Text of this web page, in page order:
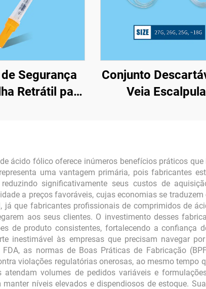
Segurança
Retrátil para
Conjunto
Veia
ácido fólico oferece inúmeros benefícios práticos
uma vantagem primária, pois fabricantes
significativamente seus custos de
a preços favoráveis, cujas economias se
que fabricantes profissionais de comprimidos de
aos seus clientes. O investimento desses
de produto consistentes, fortalecendo a confiança
inestimável às empresas que precisam navegar
as normas de Boas Práticas de Fabricação
violações regulatórias onerosas, ao mesmo
volumes de pedidos variáveis e
níveis elevados e dispendiosos de estoque.